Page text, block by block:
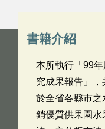
書籍介紹
本所執行「99
究成果報告」
於全省各縣市
銷優質供果園水